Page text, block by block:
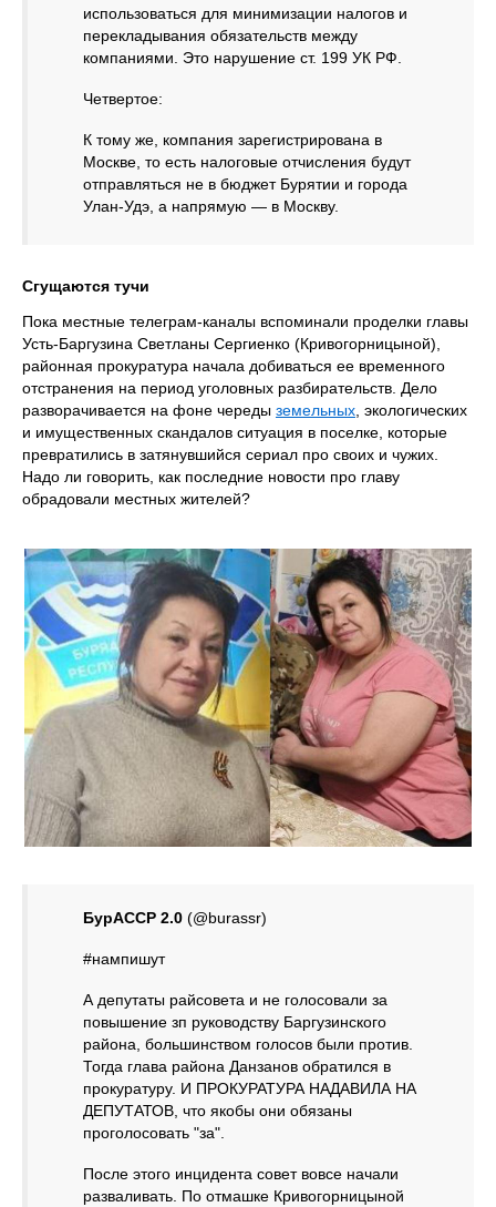
использоваться для минимизации налогов и
перекладывания обязательств между
компаниями. Это нарушение ст. 199 УК РФ.
Четвертое:
К тому же, компания зарегистрирована в
Москве, то есть налоговые отчисления будут
отправляться не в бюджет Бурятии и города
Улан-Удэ, а напрямую — в Москву.
Сгущаются тучи
Пока местные телеграм-каналы вспоминали проделки главы
Усть-Баргузина Светланы Сергиенко (Кривогорницыной),
районная прокуратура начала добиваться ее временного
отстранения на период уголовных разбирательств. Дело
разворачивается на фоне череды земельных , экологических
и имущественных скандалов ситуация в поселке, которые
превратились в затянувшийся сериал про своих и чужих.
Надо ли говорить, как последние новости про главу
обрадовали местных жителей?
БурАССР 2.0 (@burassr)
#нампишут
А депутаты райсовета и не голосовали за
повышение зп руководству Баргузинского
района, большинством голосов были против.
Тогда глава района Данзанов обратился в
прокуратуру. И ПРОКУРАТУРА НАДАВИЛА НА
ДЕПУТАТОВ, что якобы они обязаны
проголосовать "за".
После этого инцидента совет вовсе начали
разваливать. По отмашке Кривогорницыной